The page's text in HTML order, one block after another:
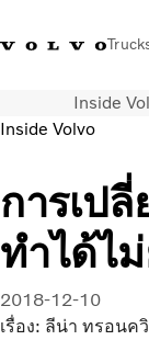
+023054432Volvo
การใช้งานด้านกา
รถบรรทุก
บริการ
สถานที่ตั้งของตัวแ
ข่าวและสื่อ
เกี่ยวกับเรา
Inside
Inside Volvo
การเป
ทำได้ไ
2018-12-10
เรื่อง: ลีน่า ทรอนค